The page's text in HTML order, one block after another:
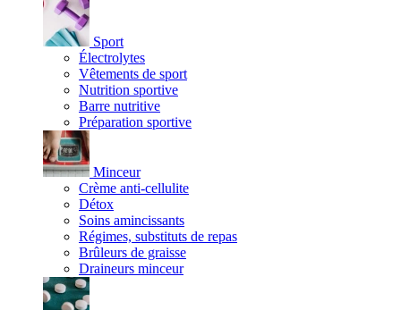
Sport
Électrolytes
Vêtements de sport
Nutrition sportive
Barre nutritive
Préparation sportive
Minceur
Crème anti-cellulite
Détox
Soins amincissants
Régimes, substituts de repas
Brûleurs de graisse
Draineurs minceur